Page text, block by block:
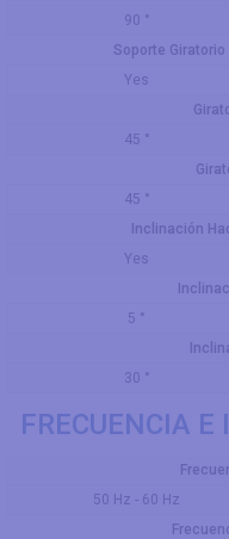
90 °
Soporte
Yes
45 °
45 °
Inclinación
Yes
5 °
30 °
FRECUENCIA
50 Hz - 60 Hz